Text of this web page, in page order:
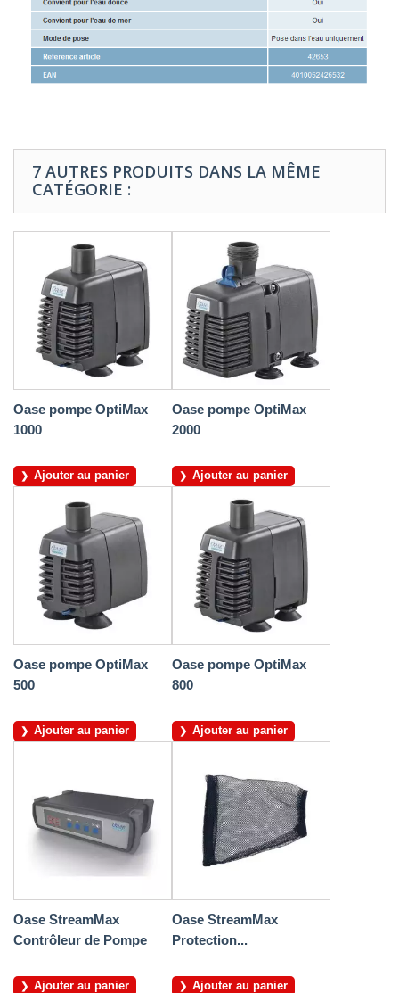
7 AUTRES PRODUITS DANS LA MÊME
CATÉGORIE :
Oase pompe OptiMax
1000
Ajouter au panier
Oase pompe OptiMax
2000
Ajouter au panier
Oase pompe OptiMax
500
Ajouter au panier
Oase pompe OptiMax
800
Ajouter au panier
Oase StreamMax
Contrôleur de Pompe
Ajouter au panier
Oase StreamMax
Protection...
Ajouter au panier